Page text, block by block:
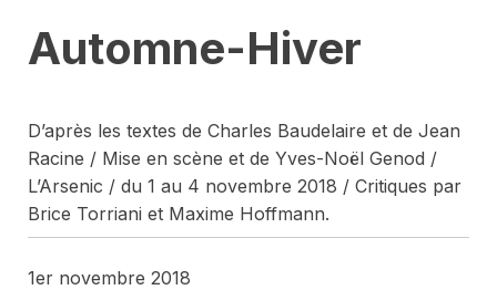
Automne-Hiver
D’après les textes de Charles Baudelaire et de Jean
Racine / Mise en scène et de Yves-Noël Genod /
L’Arsenic / du 1 au 4 novembre 2018 / Critiques par
Brice Torriani et Maxime Hoffmann.
1er novembre 2018